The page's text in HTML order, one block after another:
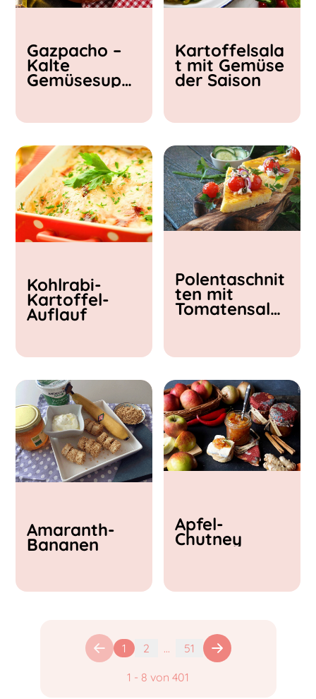
< 15 min
15 - 30 min
30 - 60 min
Gazpacho –
Kalte
Gemüsesupp
Kartoffelsala
t mit Gemüse
der Saison
Kohlrabi-
Kartoffel-
Auflauf
Polentaschnit
ten mit
Tomatensalat
Amaranth-
Bananen
Apfel-
Chutney
1 2 ... 51
1 - 8 von 401